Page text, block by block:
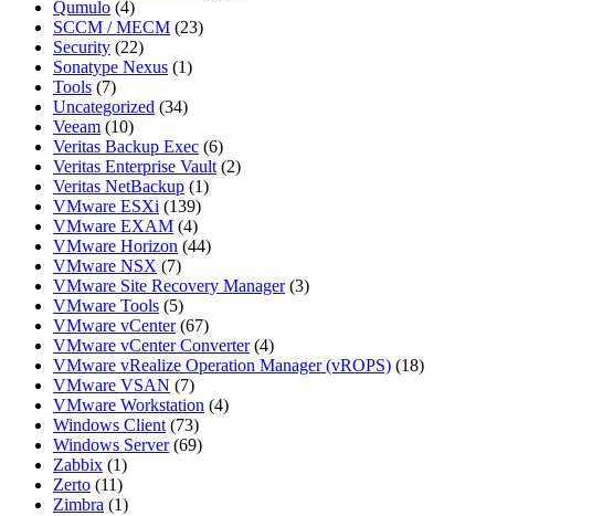
Qumulo (4)
SCCM / MECM (23)
Security (22)
Sonatype Nexus (1)
Tools (7)
Uncategorized (34)
Veeam (10)
Veritas Backup Exec (6)
Veritas Enterprise Vault (2)
Veritas NetBackup (1)
VMware ESXi (139)
VMware EXAM (4)
VMware Horizon (44)
VMware NSX (7)
VMware Site Recovery Manager(3)
VMware Tools (5)
VMware vCenter(67)
VMware vCenter Converter(4)
VMware vRealize Operation Manager (vROPS) (18)
VMware VSAN (7)
VMware Workstation (4)
Windows Client (73)
Windows Server(69)
Zabbix (1)
Zerto (11)
Zimbra (1)